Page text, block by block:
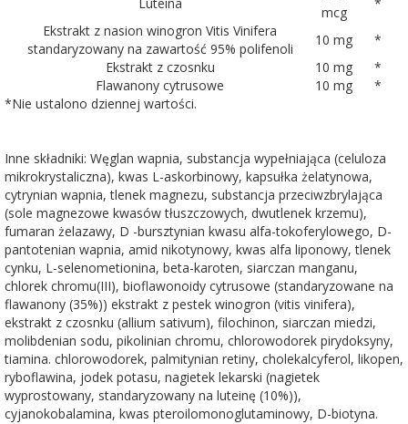
Luteina
mcg
*
Ekstrakt z nasion winogron Vitis Vinifera
standaryzowany na zawartość 95% polifenoli
10 mg
*
Ekstrakt z czosnku
10 mg
*
Flawanony cytrusowe
10 mg
*
*Nie ustalono dziennej wartości.
Inne składniki: Węglan wapnia, substancja wypełniająca (celuloza
mikrokrystaliczna), kwas L-askorbinowy, kapsułka żelatynowa,
cytrynian wapnia, tlenek magnezu, substancja przeciwzbrylająca
(sole magnezowe kwasów tłuszczowych, dwutlenek krzemu),
fumaran żelazawy, D -bursztynian kwasu alfa-tokoferylowego, D-
pantotenian wapnia, amid nikotynowy, kwas alfa liponowy, tlenek
cynku, L-selenometionina, beta-karoten, siarczan manganu,
chlorek chromu(III), bioflawonoidy cytrusowe (standaryzowane na
flawanony (35%)) ekstrakt z pestek winogron (vitis vinifera),
ekstrakt z czosnku (allium sativum), filochinon, siarczan miedzi,
molibdenian sodu, pikolinian chromu, chlorowodorek pirydoksyny,
tiamina. chlorowodorek, palmitynian retiny, cholekalcyferol, likopen,
ryboflawina, jodek potasu, nagietek lekarski (nagietek
wyprostowany, standaryzowany na luteinę (10%)),
cyjanokobalamina, kwas pteroilomonoglutaminowy, D-biotyna.